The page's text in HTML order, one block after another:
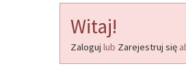
Witaj!
Zaloguj lub Zarejestruj się